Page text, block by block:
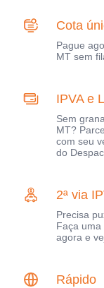
Cota
Pague
MT sem
IPVA e
Sem
MT?
com seu
do
2ª via
Precisa
Faça
agora e
Rápido